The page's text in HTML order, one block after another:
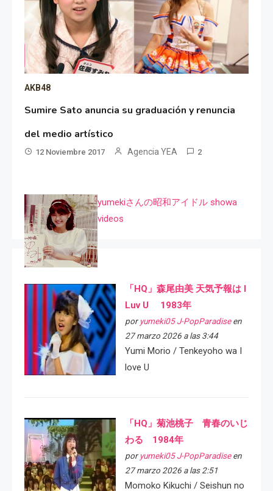
AKB48
Sumire Sato anuncia su graduación y renuncia
del medio artístico
12 Noviembre 2017 Agencia YEA 2
yumekiさんの昭和アイドル showa
videos
「HQ」森尾由美 天気予報は I
Luv U 1983年
por yumeki05 J-PopParadiseen
27 marzo 2026 a las 3:44
Yumi Morio / Tenkeyoho wa I
love U
「HQ」菊池桃子 青春のいじ
わる 1984年
por yumeki05 J-PopParadiseen
27 marzo 2026 a las 2:51
Momoko Kikuchi / Seishun no